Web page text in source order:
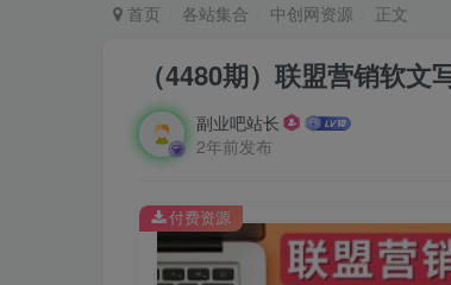
首页 各站集合 中创网资源 正文
（4480期）联盟营销软
副业吧站长
2年前发布
付费资源